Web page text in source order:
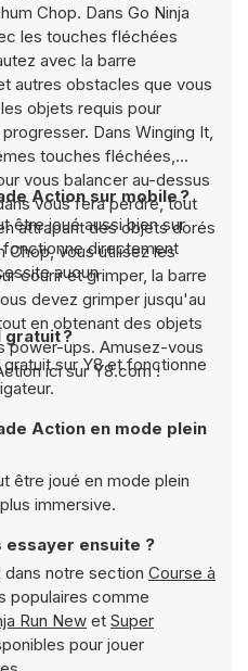
Chop. Dans Go Ninja
les touches fléchées
avec la barre
autres obstacles que vous
objets requis pour
Dans Winging It,
touches fléchées,
vous balancer au-dessus
vous fera perdre, tout
attrapant des objets dorés
Chop, vous utilisez les
courir et grimper, la barre
devez grimper jusqu'au
en obtenant des objets
power-ups. Amusez-vous
ici sur Y8.com !
Action sur mobile ?
être joué aussi bien sur
fonctionne directement
aucun
gratuit ?
sur Y8 et fonctionne
Action en mode plein
être joué en mode plein
immersive.
essayer ensuite ?
dans notre section Course à
populaires comme
Run New et Super
pour jouer